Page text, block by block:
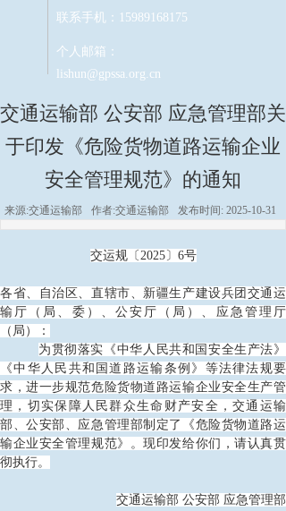
联系手机：15989168175
个人邮箱：
lishun@gpssa.org.cn
交通运输部 公安部 应急管理部关
于印发《危险货物道路运输企业
安全管理规范》的通知
来源:交通运输部 作者:交通运输部 发布时间: 2025-10-31
交运规〔 2025〕6号
各省、自治区、直辖市、新疆生产建设兵团交通运
输厅（局、委）、公安厅（局）、应急管理厅
（局）：
为贯彻落实《中华人民共和国安全生产法》
《中华人民共和国道路运输条例》等法律法规要
求，进一步规范危险货物道路运输企业安全生产管
理，切实保障人民群众生命财产安全，交通运输
部、公安部、应急管理部制定了《危险货物道路运
输企业安全管理规范》。现印发给你们，请认真贯
彻执行。
交通运输部 公安部 应急管理部